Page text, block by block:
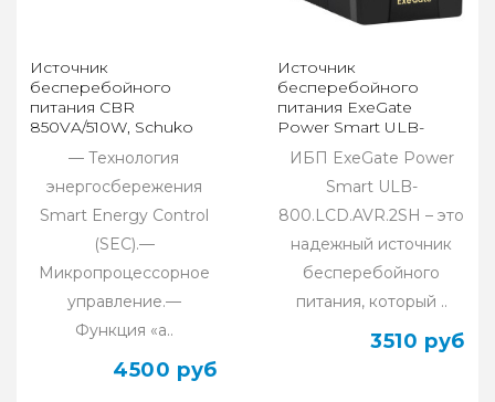
Источник
бесперебойного
питания CBR
850VA/510W, Schuko
(UPS-TWP-101EJ-850)
— Технология
энергосбережения
Smart Energy Control
(SEC).—
Микропроцессорное
управление.—
Функция «а..
4500 руб
Источник
бесперебойного
питания ExeGate
Power Smart ULB-
800.LCD.AVR.2SH.RJ.USB
EX292776RUS
ИБП ExeGate Power
Smart ULB-
800.LCD.AVR.2SH – это
надежный источник
бесперебойного
питания, который ..
3510 руб